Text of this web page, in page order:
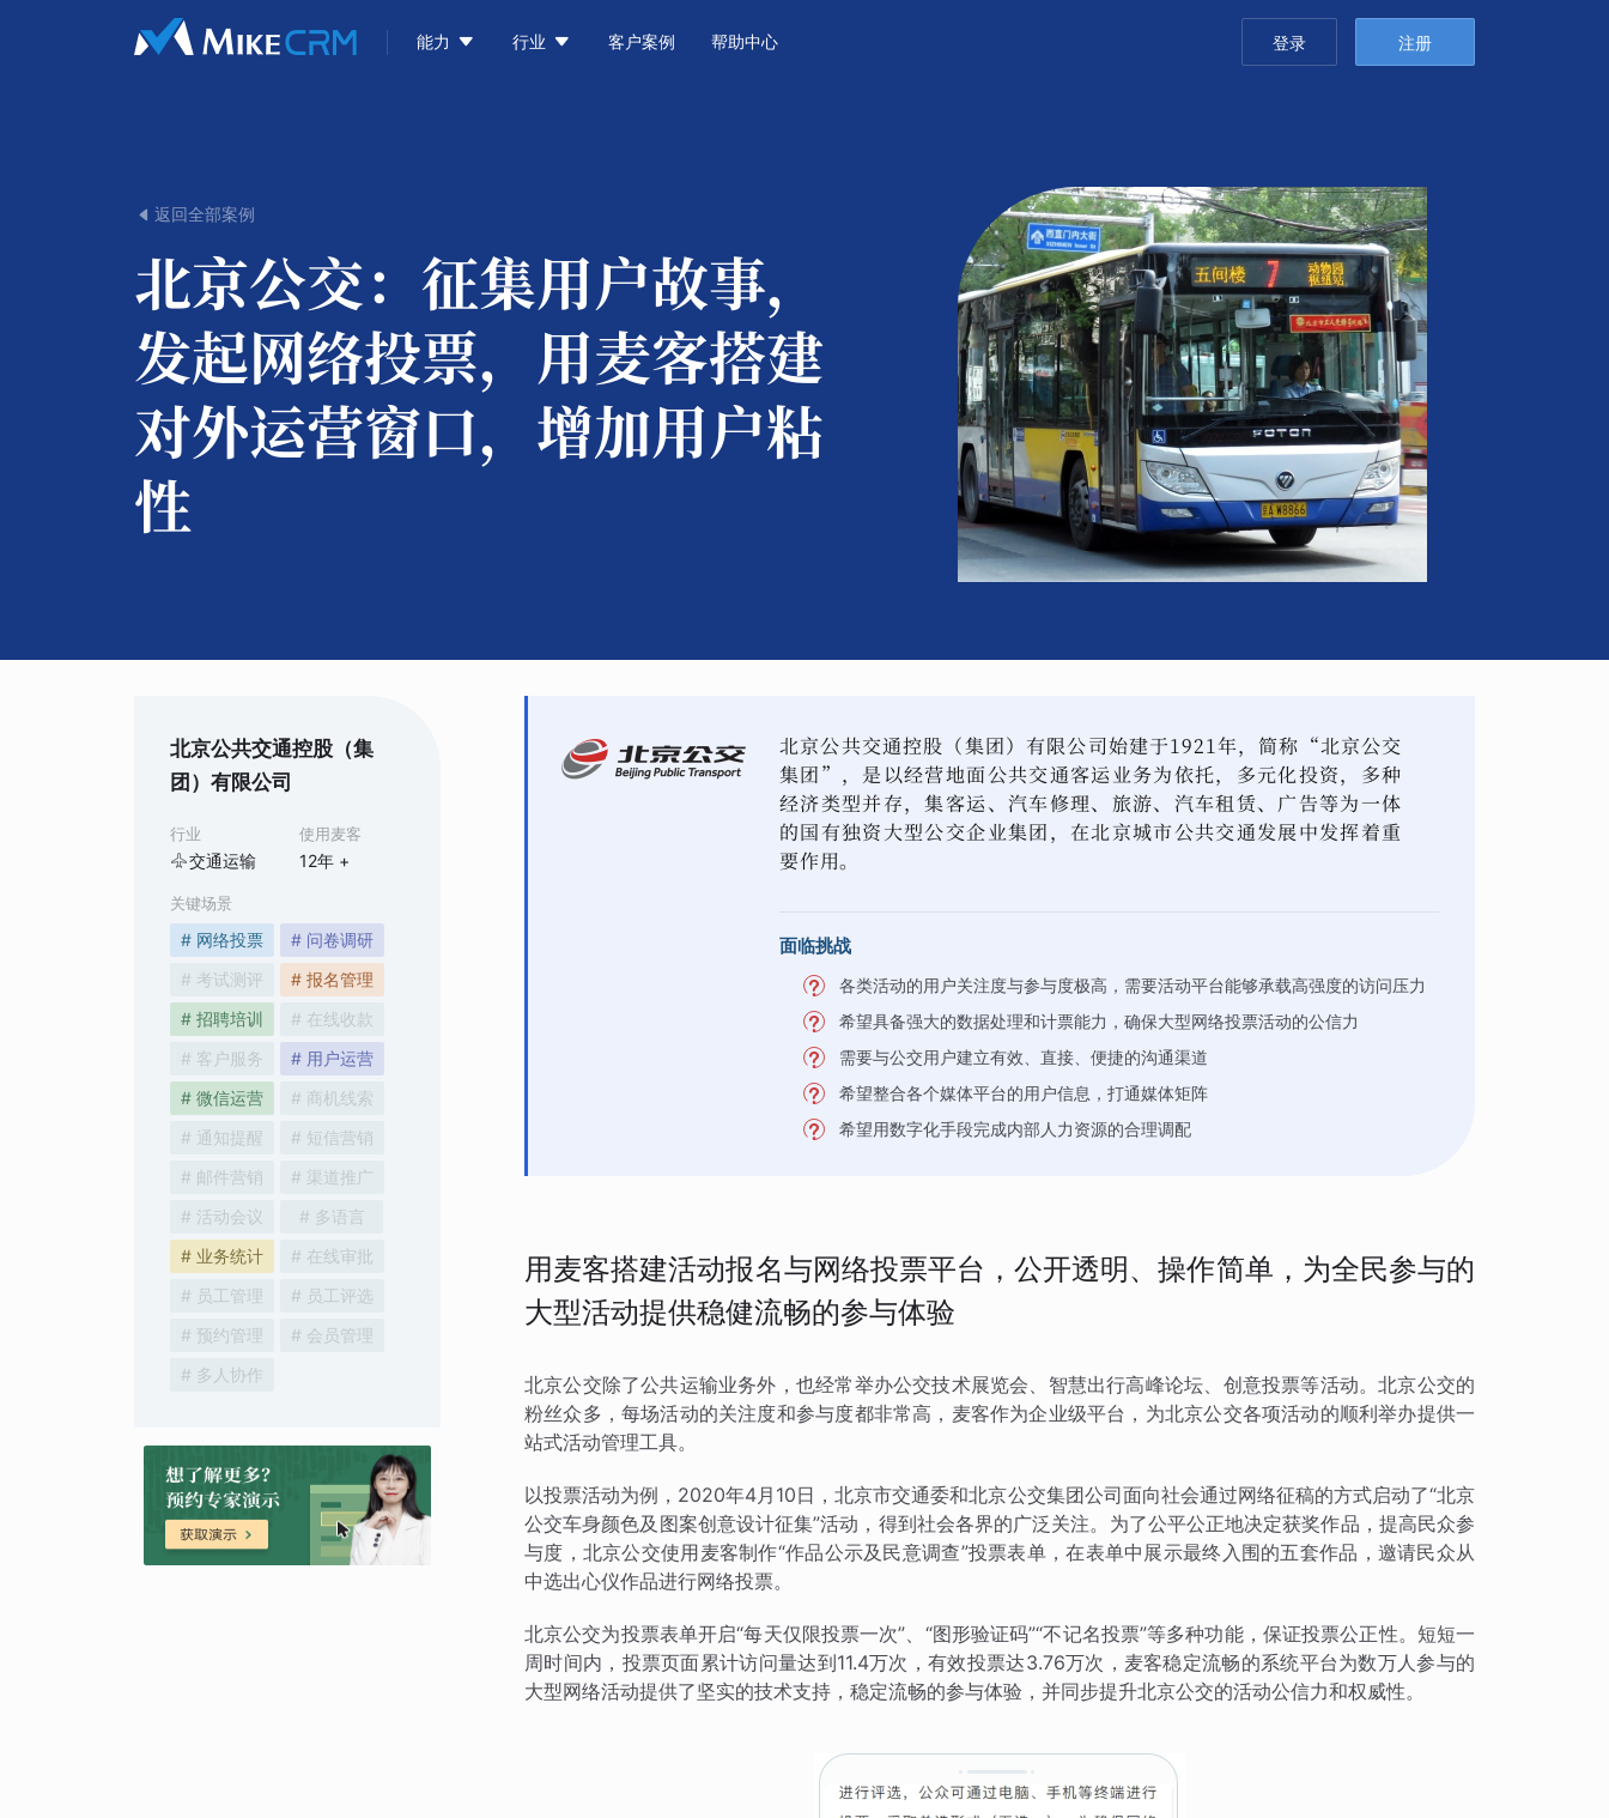
能力  行业  客户案例 帮助中心 登录 注册
 返回全部案例
北京公交： 征集用户故事，
发起网络投票，用麦客搭建
对外运营窗口，增加用户粘
性
北京公共交通控股（集
团）有限公司
行业
交通运输
使用麦客
12年 +
关键场景
# 网络投票
# 问卷调研
# 考试测评
# 报名管理
# 招聘培训
# 在线收款
# 客户服务
# 用户运营
# 微信运营
# 商机线索
# 通知提醒
# 短信营销
# 邮件营销
# 渠道推广
# 活动会议
# 多语言
# 业务统计
# 在线审批
# 员工管理
# 员工评选
# 预约管理
# 会员管理
# 多人协作
北京公共交通控股（集团）有限公司始建于1921年，简称“北京公交
集团”，是以经营地面公共交通客运业务为依托，多元化投资，多种
经济类型并存，集客运、汽车修理、旅游、汽车租赁、广告等为一体
的国有独资大型公交企业集团，在北京城市公共交通发展中发挥着重
要作用。
面临挑战
各类活动的用户关注度与参与度极高，需要活动平台能够承载高强度的访问压力
希望具备强大的数据处理和计票能力，确保大型网络投票活动的公信力
需要与公交用户建立有效、直接、便捷的沟通渠道
希望整合各个媒体平台的用户信息，打通媒体矩阵
希望用数字化手段完成内部人力资源的合理调配
用麦客搭建活动报名与网络投票平台，公开透明、操作简单，为全民参与的
大型活动提供稳健流畅的参与体验
北京公交除了公共运输业务外，也经常举办公交技术展览会、智慧出行高峰论坛、创意投票等活动。北京公交的
粉丝众多，每场活动的关注度和参与度都非常高，麦客作为企业级平台，为北京公交各项活动的顺利举办提供一
站式活动管理工具。
以投票活动为例，2020年4月10日，北京市交通委和北京公交集团公司面向社会通过网络征稿的方式启动了“北京
公交车身颜色及图案创意设计征集”活动，得到社会各界的广泛关注。为了公平公正地决定获奖作品，提高民众参
与度，北京公交使用麦客制作“作品公示及民意调查”投票表单，在表单中展示最终入围的五套作品，邀请民众从
中选出心仪作品进行网络投票。
北京公交为投票表单开启“每天仅限投票一次”、“图形验证码”“不记名投票”等多种功能，保证投票公正性。短短一
周时间内，投票页面累计访问量达到11.4万次，有效投票达3.76万次，麦客稳定流畅的系统平台为数万人参与的
大型网络活动提供了坚实的技术支持，稳定流畅的参与体验，并同步提升北京公交的活动公信力和权威性。